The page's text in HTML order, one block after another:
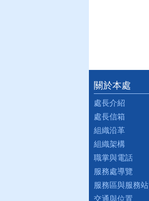
:::
關於本處
處長介紹
處長信箱
組織沿革
組織架構
職掌與電話
服務處導覽
服務區與服務站
交通與位置